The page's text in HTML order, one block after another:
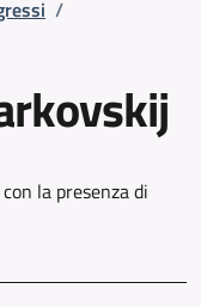
/
la presenza di